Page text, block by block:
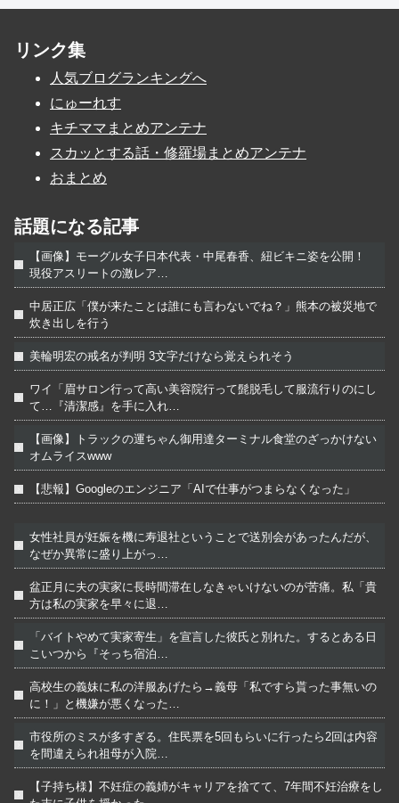
リンク集
人気ブログランキングへ
にゅーれす
キチママまとめアンテナ
スカッとする話・修羅場まとめアンテナ
おまとめ
話題になる記事
【画像】モーグル女子日本代表・中尾春香、紐ビキニ姿を公開！
現役アスリートの激レア…
中居正広「僕が来たことは誰にも言わないでね？」熊本の被災地で
炊き出しを行う
美輪明宏の戒名が判明 3文字だけなら覚えられそう
ワイ「眉サロン行って高い美容院行って髭脱毛して服流行りのにし
て…『清潔感』を手に入れ…
【画像】トラックの運ちゃん御用達ターミナル食堂のざっかけない
オムライスwww
【悲報】Googleのエンジニア「AIで仕事がつまらなくなった」
女性社員が妊娠を機に寿退社ということで送別会があったんだが、
なぜか異常に盛り上がっ…
盆正月に夫の実家に長時間滞在しなきゃいけないのが苦痛。私「貴
方は私の実家を早々に退…
「バイトやめて実家寄生」を宣言した彼氏と別れた。するとある日
こいつから『そっち宿泊…
高校生の義妹に私の洋服あげたら→義母「私ですら貰った事無いの
に！」と機嫌が悪くなった…
市役所のミスが多すぎる。住民票を5回もらいに行ったら2回は内容
を間違えられ祖母が入院…
【子持ち様】不妊症の義姉がキャリアを捨てて、7年間不妊治療をし